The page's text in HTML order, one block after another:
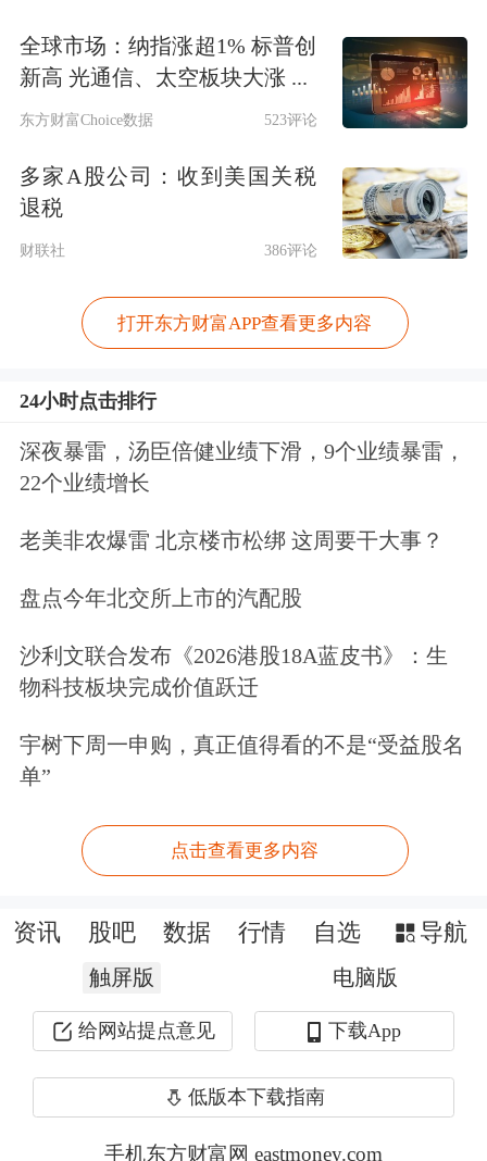
表示。
体育文创与周边衍生品赛道竞争火热，
多家上市公司依托IP（知识产权）授权
优势，丰富赛事消费品类。例如，北京
元隆雅图文化传播股份有限公司持续深
耕体育文创领域，与北京聚星动力文化
传媒有限公司合作开发了多款阿根廷、
葡萄牙、法国、西班牙国家足球队IP衍
生产品，目前多款产品已经上市，同时
还在持续开发新品并上架销售。宁波创
源文化发展股份有限公司在接受调研者
技发展有限公司取得了世界杯IP授权，
后续相关产品将于创酷未来门店进行销
售。
观赛消费赛道全面升温，食品酒水企业
液股份有限公司作为本届世界杯官方产
代联名款、金球造型款、冠军盲盒小酒
等多款联名产品，覆盖高端收藏、球迷
聚会、年轻消费等多场景。
世界杯期间通常会迎来啤酒
青岛啤酒股份有限公司在互动平台回答
全球市场：纳指涨超1% 标普创
新高 光通信、太空板块大涨 ...
东方财富Choice数据 523评论
多家A股公司：收到美国关税
退税
财联社 386评论
打开东方财富APP查看更多内容
24小时点击排行
深夜暴雷，汤臣倍健业绩下滑，9个业绩暴雷，
22个业绩增长
老美非农爆雷 北京楼市松绑 这周要干大事？
盘点今年北交所上市的汽配股
沙利文联合发布《2026港股18A蓝皮书》：生
物科技板块完成价值跃迁
宇树下周一申购，真正值得看的不是“受益股名
单”
点击查看更多内容
资讯 股吧 数据 行情 自选 导航
触屏版 电脑版
给网站提点意见 下载App
低版本下载指南
手机东方财富网 eastmoney.com